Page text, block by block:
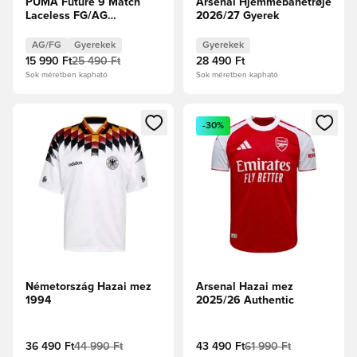
Laceless FG/AG
ékszer Gyerek
AG/FG Gyerekek
15 990 Ft25 490 Ft
Sok méretben kapható
2026/27 Gyerek
Gyerekek
28 490 Ft
Sok méretben kapható
Megnyit egy modált a bejelentkezéshez vagy a tagként
Németország Hazai mez
1994
36 490 Ft44 990 Ft
Megnyit egy modált a
-30%
Arsenal Hazai mez
2025/26 Authentic
43 490 Ft61 990 Ft